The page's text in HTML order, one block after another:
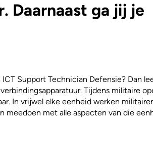
Daarnaast ga jij je
Support Technician Defensie? Dan
Tijdens militaire
In vrijwel elke eenheid werken
meedoen met alle aspecten van die